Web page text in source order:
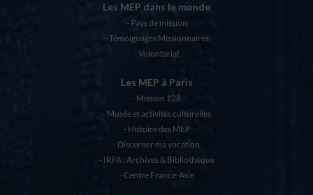
Les MEP dans le monde
Pays de mission
Témoignages Missionnaires
Volontariat
Les MEP à Paris
Mission 128
Musée et activités culturelles
Histoire des MEP
Discerner ma vocation
IRFA : Archives & Bibliothèque
Centre France-Asie